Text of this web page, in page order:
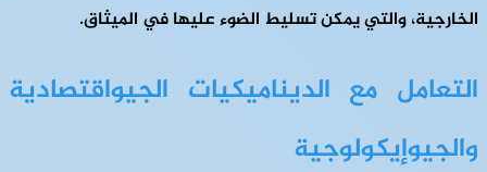
الخارجية، والتي يمكن تسليط الضوء عليها في الميثاق.
التعامل مع الديناميكيات الجيواقتصادية
والجيوإيكولوجية